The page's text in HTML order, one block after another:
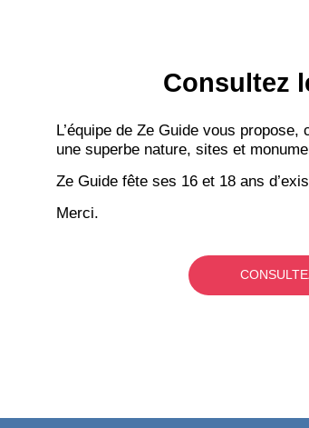
Consultez
L’équipe de Ze Guide vous
une superbe nature, sites et
Ze Guide fête ses 16 et 18 ans
Merci.